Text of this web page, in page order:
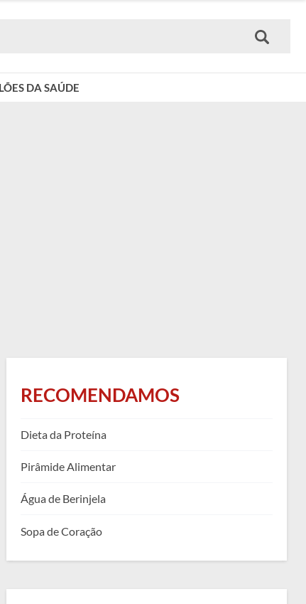
DA SAÚDE
RECOMENDAMOS
Dieta da Proteína
Pirâmide Alimentar
Água de Berinjela
Sopa de Coração